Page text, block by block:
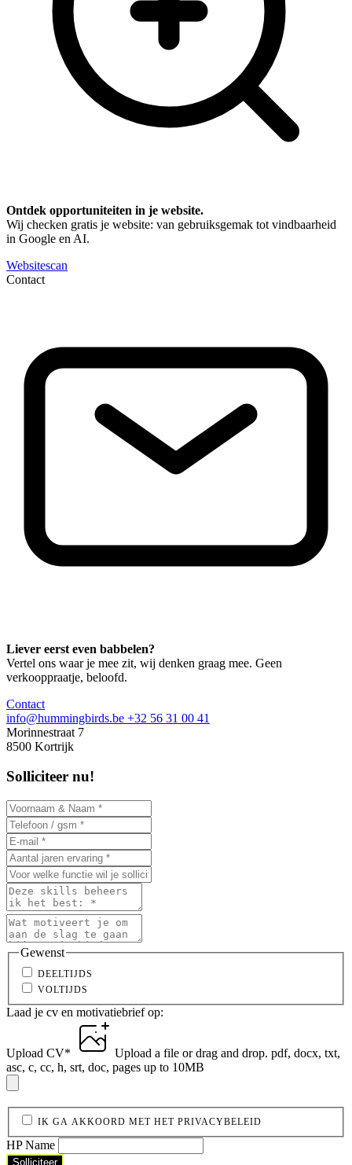
Ontdek opportuniteiten in je website.
Wij checken gratis je website: van gebruiksgemak tot vindbaarheid
in Google en AI.
Websitescan
Contact
Liever eerst even babbelen?
Vertel ons waar je mee zit, wij denken graag mee. Geen
verkooppraatje, beloofd.
Contact
info@hummingbirds.be +32 56 31 00 41
Morinnestraat 7
8500 Kortrijk
Solliciteer nu!
Gewenst
DEELTIJDS
VOLTIJDS
Laad je cv en motivatiebrief op:
Upload CV* Upload a file or drag and drop. pdf, docx, txt,
asc, c, cc, h, srt, doc, pages up to 10MB
IK GA AKKOORD MET HET PRIVACYBELEID
HP Name
Solliciteer